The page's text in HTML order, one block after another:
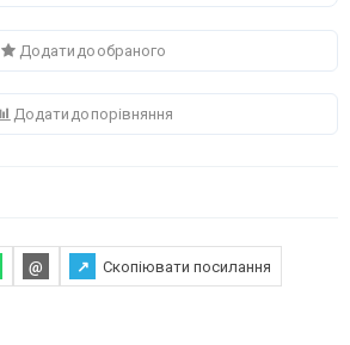
Додати до обраного
Додати до порівняння
@ ↗ Скопіювати посилання